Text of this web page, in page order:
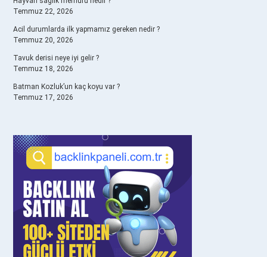
Temmuz 22, 2026
Acil durumlarda ilk yapmamız gereken nedir ?
Temmuz 20, 2026
Tavuk derisi neye iyi gelir ?
Temmuz 18, 2026
Batman Kozluk’un kaç koyu var ?
Temmuz 17, 2026